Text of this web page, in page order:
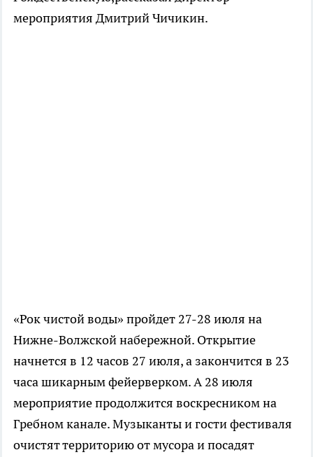
мероприятия Дмитрий Чичикин.
«Рок чистой воды» пройдет 27-28 июля на
Нижне-Волжской набережной. Открытие
начнется в 12 часов 27 июля, а закончится в 23
часа шикарным фейерверком. А 28 июля
мероприятие продолжится воскресником на
Гребном канале. Музыканты и гости фестиваля
очистят территорию от мусора и посадят